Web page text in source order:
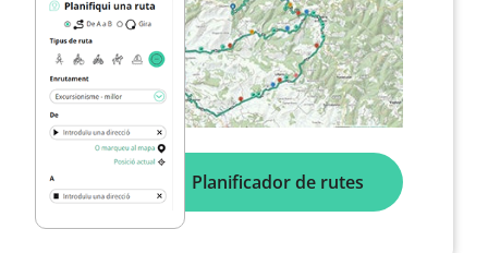
Planificador de rutes